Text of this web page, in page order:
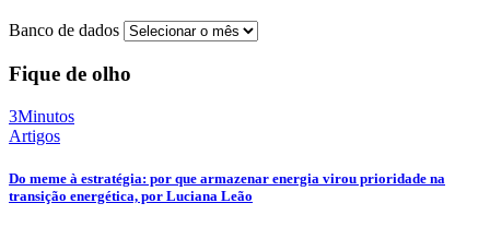
Banco de dados
Fique de olho
3Minutos
Artigos
Do meme à estratégia: por que armazenar energia virou prioridade na
transição energética, por Luciana Leão